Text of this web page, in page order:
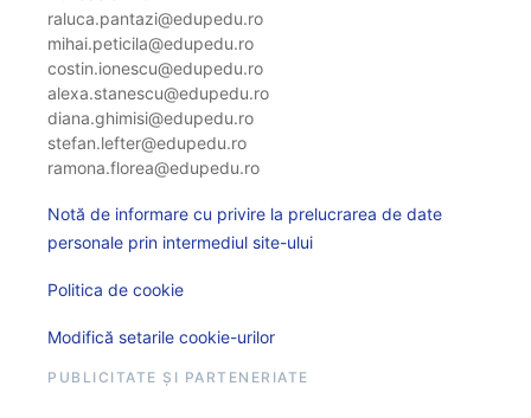
raluca.pantazi@edupedu.ro
mihai.peticila@edupedu.ro
costin.ionescu@edupedu.ro
alexa.stanescu@edupedu.ro
diana.ghimisi@edupedu.ro
stefan.lefter@edupedu.ro
ramona.florea@edupedu.ro
Notă de informare cu privire la prelucrarea de date
personale prin intermediul site-ului
Politica de cookie
Modifică setarile cookie-urilor
PUBLICITATE ȘI PARTENERIATE